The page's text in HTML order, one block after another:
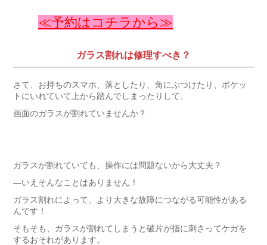
≪予約はコチラから≫
ガラス割れは修理すべき？
さて、お持ちのスマホ、落としたり、角にぶつけたり、ポケッ
トにいれていて上から踏んでしまったりして、
画面のガラスが割れていませんか？
ガラスが割れていても、操作には問題ないから大丈夫？
―いえそんなことはありません！
ガラス割れによって、より大きな故障につながる可能性がある
んです！
そもそも、ガラスが割れてしまうと破片が指に刺さってケガを
するおそれがあります。